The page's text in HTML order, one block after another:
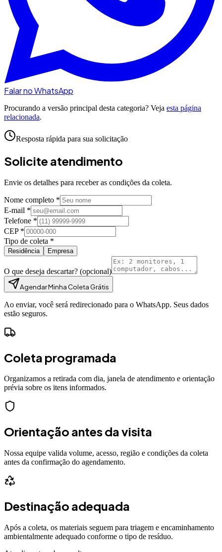
Falar no WhatsApp
Procurando a versão principal desta categoria? Veja esta página
relacionada.
Resposta rápida para sua solicitação
Solicite atendimento
Envie os detalhes para receber as condições da coleta.
Nome completo *
E-mail *
Telefone *
CEP *
Tipo de coleta *
Residência Empresa
O que deseja descartar? (opcional)
Agendar Minha Coleta Grátis
Ao enviar, você será redirecionado para o WhatsApp. Seus dados
estão seguros.
Coleta programada
Organizamos a retirada com dia, janela de atendimento e orientação
prévia sobre os itens informados.
Orientação antes da visita
Nossa equipe valida volume, acesso, região e condições da coleta
antes da confirmação do agendamento.
Destinação adequada
Após a coleta, os materiais seguem para triagem e encaminhamento
ambientalmente adequado conforme o tipo de resíduo.